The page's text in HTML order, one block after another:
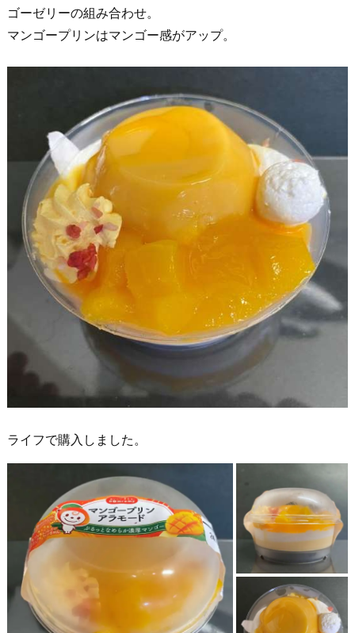
ゴーゼリーの組み合わせ。
マンゴープリンはマンゴー感がアップ。
ライフで購入しました。